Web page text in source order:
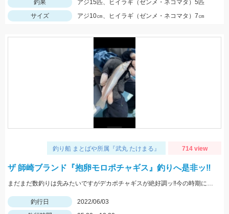
釣果
アジ15匹、ヒイラギ（ゼンメ・ネコマタ）5匹
サイズ
アジ10㎝、ヒイラギ（ゼンメ・ネコマタ）7㎝
釣り船 まとばや所属『武丸 たけまる』 714 view
ザ 師崎ブランド『抱卵モロポチャギス』釣りへ是非ッ‼︎
まだまだ数釣りは先みたいですがデカポチャギスが絶好調ッ‼︎今の時期にしか釣れないサイズですッ(ﾟ∀ﾟ)
釣行日
2022/06/03